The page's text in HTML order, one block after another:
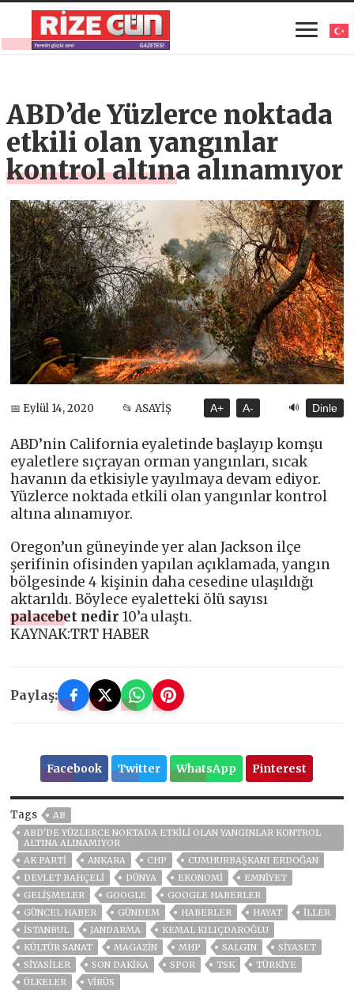
ABD’de Yüzlerce noktada
etkili olan yangınlar
kontrol altına alınamıyor
📅 Eylül 14, 2020 📂 ASAYİŞ A+ A- 🔊 Dinle
ABD’nin California eyaletinde başlayıp komşu
eyaletlere sıçrayan orman yangınları, sıcak
havanın da etkisiyle yayılmaya devam ediyor.
Yüzlerce noktada etkili olan yangınlar kontrol
altına alınamıyor.
Oregon’un güneyinde yer alan Jackson ilçe
şerifinin ofisinden yapılan açıklamada, yangın
bölgesinde 4 kişinin daha cesedine ulaşıldığı
aktarıldı. Böylece eyaletteki ölü sayısı
palacebet nedir 10’a ulaştı.
KAYNAK:TRT HABER
Paylaş:
Facebook Twitter WhatsApp Pinterest
Tags
AB
ABD'DE YÜZLERCE NOKTADA ETKILI OLAN YANGINLAR KONTROL
ALTINA ALINAMIYOR
AK PARTİ
ANKARA CHP
CUMHURBAŞKANI ERDOĞAN
DEVLET BAHÇELİ
DÜNYA EKONOMİ
EMNİYET
GELIŞMELER
GOOGLE
GOOGLE HABERLER
GÜNCEL HABER
GÜNDEM HABERLER HAYAT
İLLER
ISTANBUL
JANDARMA
KEMAL KILIÇDAROĞLU
KÜLTÜR SANAT
MAGAZİN MHP SALGIN
SİYASET
SİYASİLER
SON DAKIKA SPOR TSK
TÜRKİYE
ÜLKELER
VIRÜS